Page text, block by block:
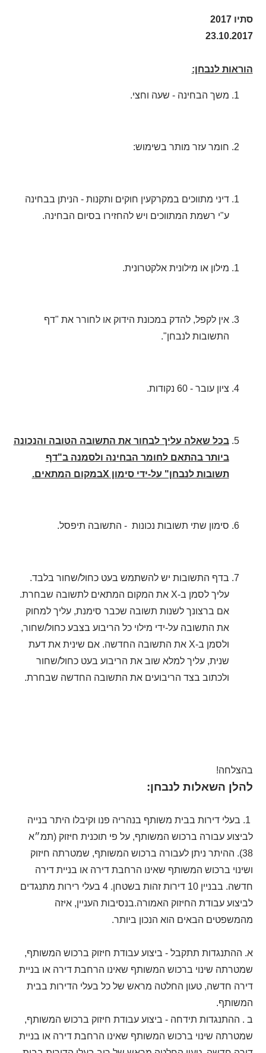
סתיו 2017
23.10.2017
הוראות לנבחן:
משך הבחינה - שעה וחצי.
חומר עזר מותר בשימוש:
דיני מתווכים במקרקעין חוקים ותקנות - הניתן בבחינה
ע"י רשמת המתווכים ויש להחזירו בסיום הבחינה.
מילון או מילונית אלקטרונית.
אין לקפל, להדק במכונת הידוק או לחורר את "דף
התשובות לנבחן".
ציון עובר - 60 נקודות.
בכל שאלה עליך לבחור את התשובה הטובה והנכונה
ביותר בהתאם לחומר הבחינה ולסמנה ב"דף
תשובות לנבחן" על-ידי סימון Xבמקום המתאים.
סימון שתי תשובות נכונות - התשובה תיפסל.
בדף התשובות יש להשתמש בעט כחול/שחור בלבד.
עליך לסמן ב-X את המקום המתאים לתשובה שבחרת.
אם ברצונך לשנות תשובה שכבר סימנת, עליך למחוק
את התשובה על-ידי מילוי כל הריבוע בצבע כחול/שחור,
ולסמן ב-X את התשובה החדשה. אם שינית את דעת
שנית, עליך למלא שוב את הריבוע בעט כחול/שחור
ולכתוב בצד הריבועים את התשובה החדשה שבחרת.
בהצלחה!
להלן השאלות לנבחן:
1. בעלי דירות בבית משותף בנהריה פנו וקיבלו היתר בנייה
לביצוע עבורה ברכוש המשותף, על פי תוכנית חיזוק (תמ״א
38). ההיתר ניתן לעבורה ברכוש המשותף, שמטרתה חיזוק
ושינוי ברכוש המשותף שאינו הרחבת דירה או בניית דירה
חדשה. בבניין 10 דירות זהות בשטחן. 4 בעלי רירות מתנגדים
לביצוע עבודת החיזוק האמורה.בנסיבות העניין, איזה
מהמשפטים הבאים הוא הנכון ביותר.
א. ההתנגדות תתקבל - ביצוע עבודת חיזוק ברכוש המשותף,
שמטרתה שינוי ברכוש המשותף שאינו הרחבת דירה או בניית
דירה חדשה, טעון החלטה מראש של כל בעלי הדירות בבית
המשותף.
ב . ההתנגדות תידחה - ביצוע עבודת חיזוק ברכוש המשותף,
שמטרתה שינוי ברכוש המשותף שאינו הרחבת דירה או בניית